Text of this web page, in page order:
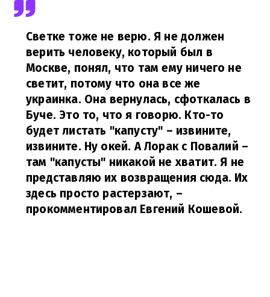
Светке тоже не верю. Я не должен
верить человеку, который был в
Москве, понял, что там ему ничего не
светит, потому что она все же
украинка. Она вернулась, сфоткалась в
Буче. Это то, что я говорю. Кто-то
будет листать "капусту" – извините,
извините. Ну окей. А Лорак с Повалий –
там "капусты" никакой не хватит. Я не
представляю их возвращения сюда. Их
здесь просто растерзают, –
прокомментировал Евгений Кошевой.